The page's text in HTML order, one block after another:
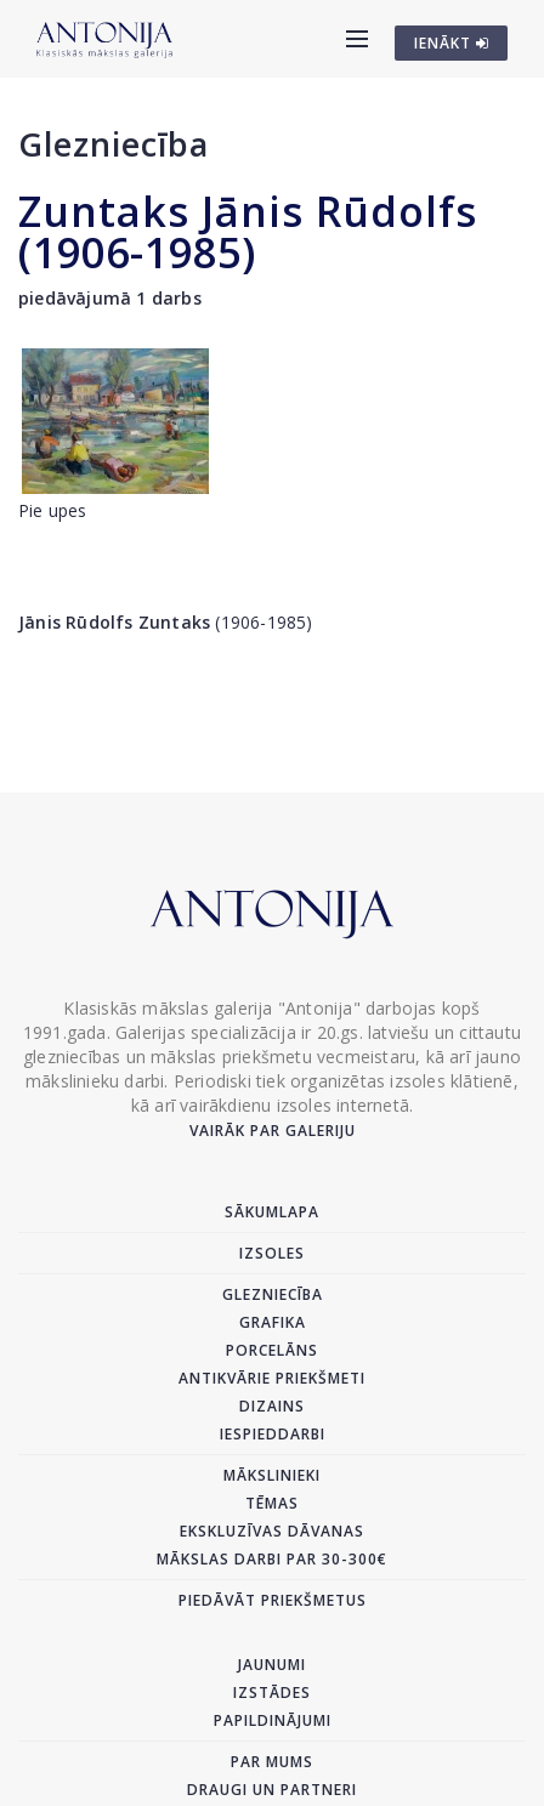
IENĀKT
Glezniecība
Zuntaks Jānis Rūdolfs
(1906-1985)
piedāvājumā 1 darbs
Pie upes
Jānis Rūdolfs Zuntaks (1906-1985)
Klasiskās mākslas galerija "Antonija" darbojas kopš
1991.gada. Galerijas specializācija ir 20.gs. latviešu un cittautu
glezniecības un mākslas priekšmetu vecmeistaru, kā arī jauno
mākslinieku darbi. Periodiski tiek organizētas izsoles klātienē,
kā arī vairākdienu izsoles internetā.
VAIRĀK PAR GALERIJU
SĀKUMLAPA
IZSOLES
GLEZNIECĪBA
GRAFIKA
PORCELĀNS
ANTIKVĀRIE PRIEKŠMETI
DIZAINS
IESPIEDDARBI
MĀKSLINIEKI
TĒMAS
EKSKLUZĪVAS DĀVANAS
MĀKSLAS DARBI PAR 30-300€
PIEDĀVĀT PRIEKŠMETUS
JAUNUMI
IZSTĀDES
PAPILDINĀJUMI
PAR MUMS
DRAUGI UN PARTNERI